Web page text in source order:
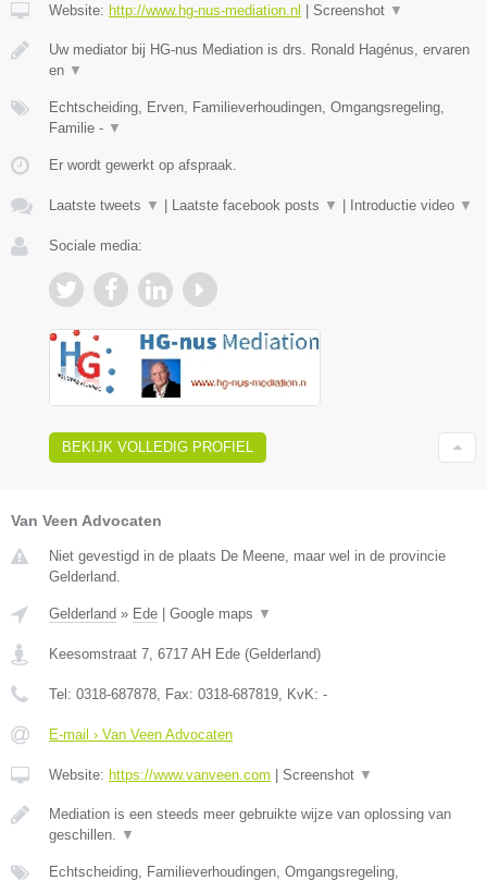
Website: http://www.hg-nus-mediation.nl | Screenshot ▼
Uw mediator bij HG-nus Mediation is drs. Ronald Hagénus, ervaren
en ▼
Echtscheiding, Erven, Familieverhoudingen, Omgangsregeling,
Familie - ▼
Er wordt gewerkt op afspraak.
Laatste tweets ▼ | Laatste facebook posts ▼ | Introductie video ▼
Sociale media:
BEKIJK VOLLEDIG PROFIEL
Van Veen Advocaten
Niet gevestigd in de plaats De Meene, maar wel in de provincie
Gelderland.
Gelderland » Ede Google maps ▼
Keesomstraat 7 6717 AH Ede (Gelderland)
Tel: 0318-687878 , Fax: 0318-687819 , KvK: -
E-mail › Van Veen Advocaten
Website: https://www.vanveen.com Screenshot ▼
Mediation is een steeds meer gebruikte wijze van oplossing van
geschillen.
▼
Echtscheiding, Familieverhoudingen, Omgangsregeling,